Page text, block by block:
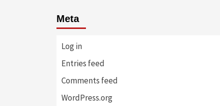
Meta
Log in
Entries feed
Comments feed
WordPress.org